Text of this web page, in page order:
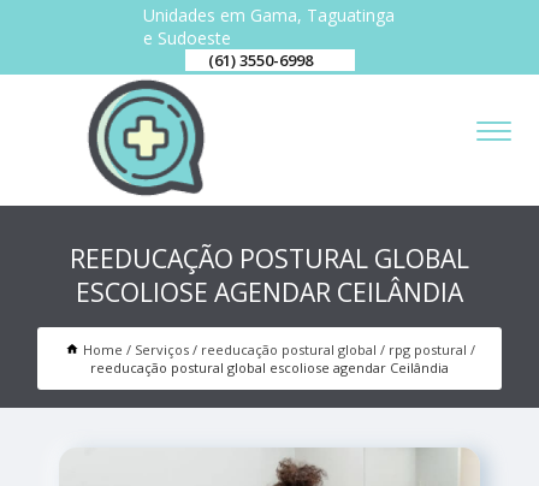
Unidades em Gama, Taguatinga
e Sudoeste
(61) 3550-6998
REEDUCAÇÃO POSTURAL GLOBAL
ESCOLIOSE AGENDAR CEILÂNDIA
Home Serviços reeducação postural global
rpg postural
reeducação postural global escoliose agendar Ceilândia